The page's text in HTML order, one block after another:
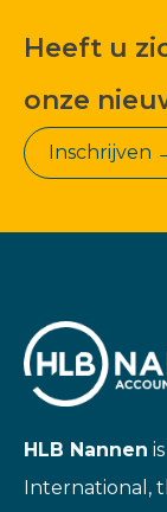
Heeft u
onze
Inschrijven
HLB Nannen
International,